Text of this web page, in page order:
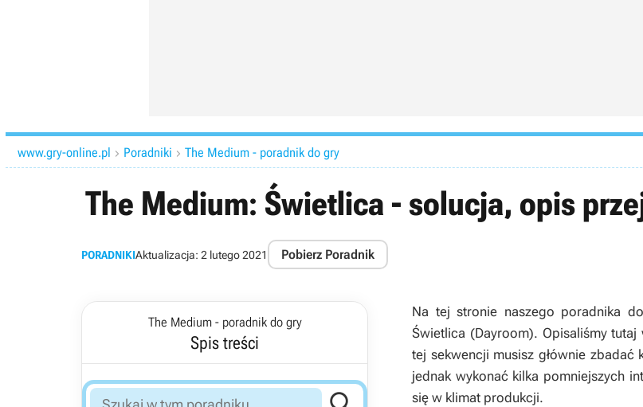
www.gry-online.pl  Poradniki  The Medium - poradnik do gry
The Medium: Świetlica - solucja, opis
PORADNIKIAktualizacja: 2 lutego 2021 Pobierz Poradnik
The Medium - poradnik do gry
Spis treści
Na tej stronie naszego poradnika
Świetlica (Dayroom). Opisaliśmy
tej sekwencji musisz głównie
jednak wykonać kilka pomniejszych
się w klimat produkcji.